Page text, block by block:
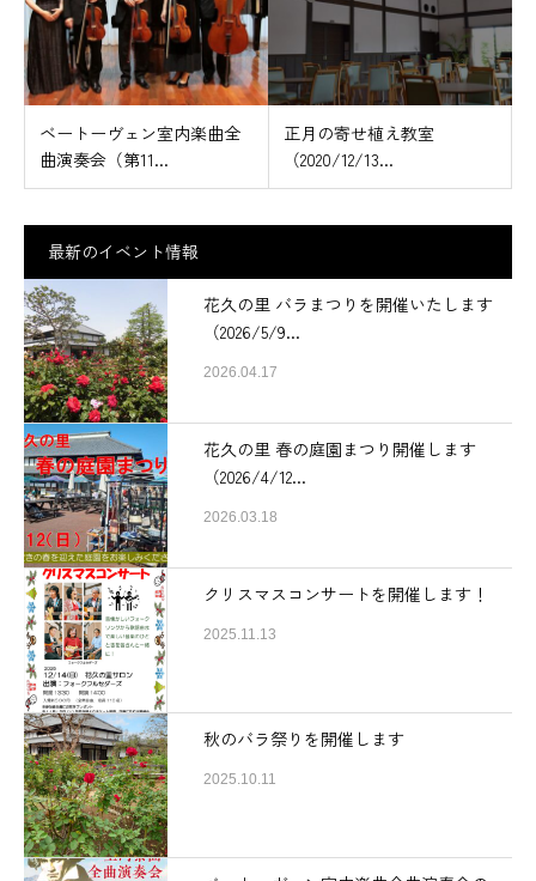
ベートーヴェン室内楽曲全
曲演奏会（第11...
正月の寄せ植え教室
（2020/12/13...
最新のイベント情報
花久の里 バラまつりを開催いたします
（2026/5/9...
2026.04.17
花久の里 春の庭園まつり開催します
（2026/4/12...
2026.03.18
クリスマスコンサートを開催します！
2025.11.13
秋のバラ祭りを開催します
2025.10.11